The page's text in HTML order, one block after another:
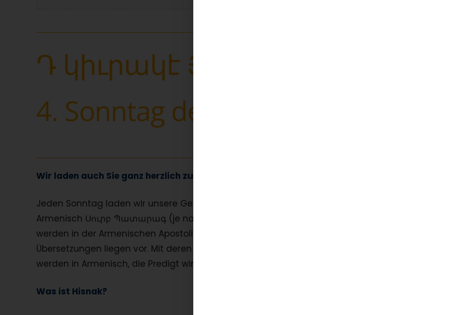
Դ կիւրակէ Յիսնակի
4. Sonntag des Hisnak
Wir laden auch Sie ganz herzlich zu unserem nächsten Gottesdienst ein.
Jeden Sonntag laden wir unsere Gemeinde zur Feier der Heiligen Liturgie ein. Sie wird auf
Armenisch Սուրբ Պատարագ (je nach Aussprache: Surb Patarag / Surp Badarak) genannt. Sie
werden in der Armenischen Apostolischen Kirche in Altarmenisch (Grabar) zelebriert.
Übersetzungen liegen vor. Mit deren Hilfe kann man dem Gottesdienst folgen. Die Lesungen
werden in Armenisch, die Predigt wird in Armenisch und/oder Deutsch gehalten.
Was ist Hisnak?